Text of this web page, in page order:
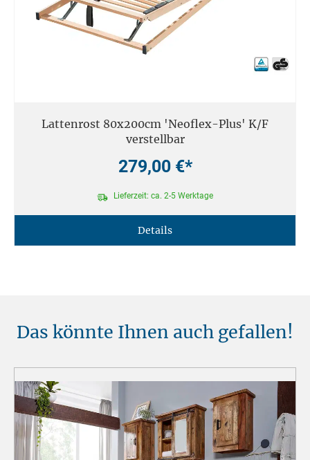
Lattenrost 80x200cm 'Neoflex-Plus' K/F
verstellbar
279,00 €*
Lieferzeit: ca. 2-5 Werktage
Details
Das könnte Ihnen auch gefallen!